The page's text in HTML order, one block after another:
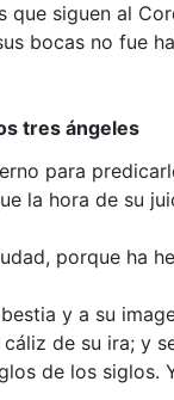
siguen al
bocas no fue
tres ángeles
para
la hora de su
porque ha
y a su
de su ira; y
de los